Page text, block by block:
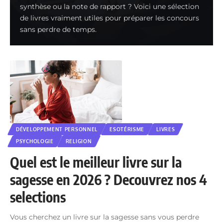
synthèse ou la note de rapport ? Voici une sélection
de livres vraiment utiles pour préparer les concours
sans perdre de temps.
DÉVELOPPEMENT PERSONNEL ESOTÉRISME
LIVRES
PSYCHOLOGIE
RELIGION
Quel est le meilleur livre sur la
sagesse en 2026 ? Decouvrez nos 4
selections
Vous cherchez un livre sur la sagesse sans vous perdre